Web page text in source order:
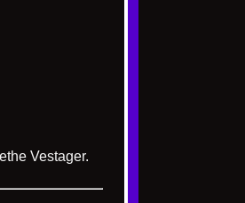
Vestager.